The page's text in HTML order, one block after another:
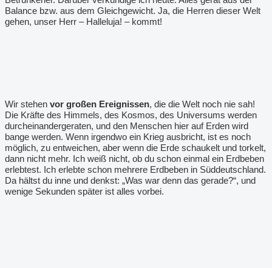
Balance bzw. aus dem Gleichgewicht. Ja, die Herren dieser Welt
gehen, unser Herr – Halleluja! – kommt!
Wir stehen vor großen Ereignissen, die die Welt noch nie sah!
Die Kräfte des Himmels, des Kosmos, des Universums werden
durcheinandergeraten, und den Menschen hier auf Erden wird
bange werden. Wenn irgendwo ein Krieg ausbricht, ist es noch
möglich, zu entweichen, aber wenn die Erde schaukelt und torkelt,
dann nicht mehr. Ich weiß nicht, ob du schon einmal ein Erdbeben
erlebtest. Ich erlebte schon mehrere Erdbeben in Süddeutschland.
Da hältst du inne und denkst: „Was war denn das gerade?“, und
wenige Sekunden später ist alles vorbei.